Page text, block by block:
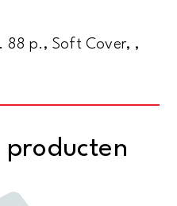
88 p., Soft Cover, ,